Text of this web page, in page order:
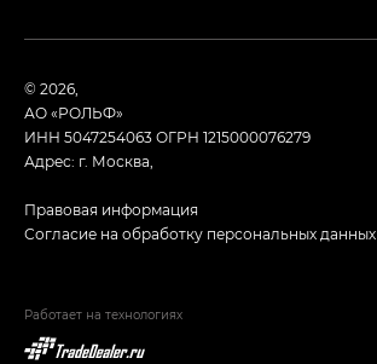
© 2026,
АО «РОЛЬФ»
ИНН 5047254063ОГРН 1215000076279
Адрес: г. Москва,
Правовая информация
Согласие на обработку персональных данных
Работает на технологиях